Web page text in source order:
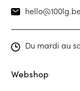
Du mardi au
Webshop